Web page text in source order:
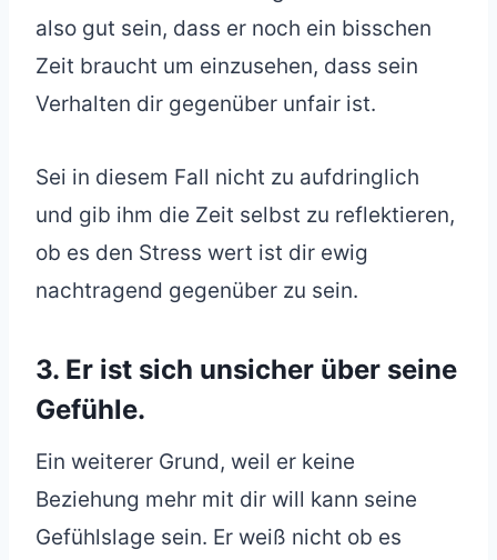
also gut sein, dass er noch ein bisschen
Zeit braucht um einzusehen, dass sein
Verhalten dir gegenüber unfair ist.
Sei in diesem Fall nicht zu aufdringlich
und gib ihm die Zeit selbst zu reflektieren,
ob es den Stress wert ist dir ewig
nachtragend gegenüber zu sein.
3. Er ist sich unsicher über seine
Gefühle.
Ein weiterer Grund, weil er keine
Beziehung mehr mit dir will kann seine
Gefühlslage sein. Er weiß nicht ob es